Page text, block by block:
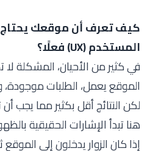
كيف تعرف أن موقعك يحتاج
المستخدم (UX) فعلًا؟
في كثير من الأحيان، المشكلة
الموقع يعمل، الطلبات موجودة،
لكن النتائج أقل بكثير مما يجب
هنا تبدأ الإشارات الحقيقية
إذا كان الزوار يدخلون إلى